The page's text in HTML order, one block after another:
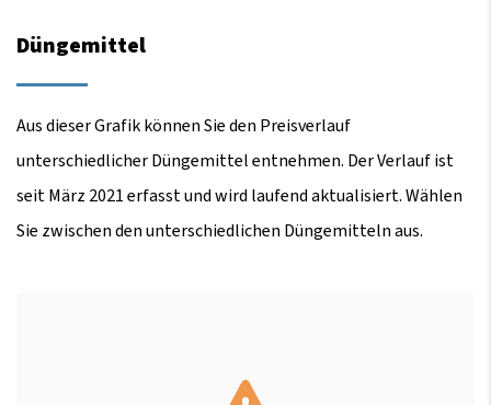
Düngemittel
Aus dieser Grafik können Sie den Preisverlauf
unterschiedlicher Düngemittel entnehmen. Der Verlauf ist
seit März 2021 erfasst und wird laufend aktualisiert. Wählen
Sie zwischen den unterschiedlichen Düngemitteln aus.